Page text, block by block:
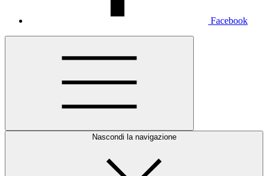
Facebook
Nascondi la navigazione